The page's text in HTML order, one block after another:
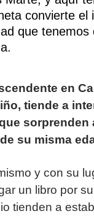
convierte el
que
en
tiende a
su misma
y con su
un libro por
tienden a